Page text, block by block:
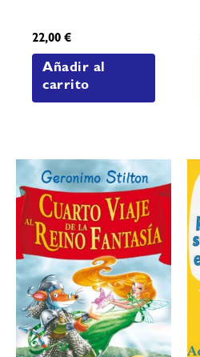
22,00€
Añadir al
carrito